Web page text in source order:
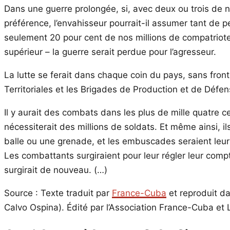
Dans une guerre prolongée, si, avec deux ou trois
préférence, l’envahisseur pourrait-il assumer tant de
seulement 20 pour cent de nos millions de
supérieur – la guerre serait perdue pour l’agresseur.
La lutte se ferait dans chaque coin du pays, sans
Territoriales et les Brigades de Production et de
Il y aurait des combats dans les plus de mille quatre
nécessiterait des millions de soldats. Et même ainsi,
balle ou une grenade, et les embuscades seraient
Les combattants surgiraient pour leur régler leur
surgirait de nouveau. (…)
Source : Texte traduit par France-Cuba et reproduit
Calvo Ospina). Édité par l’Association France-Cuba